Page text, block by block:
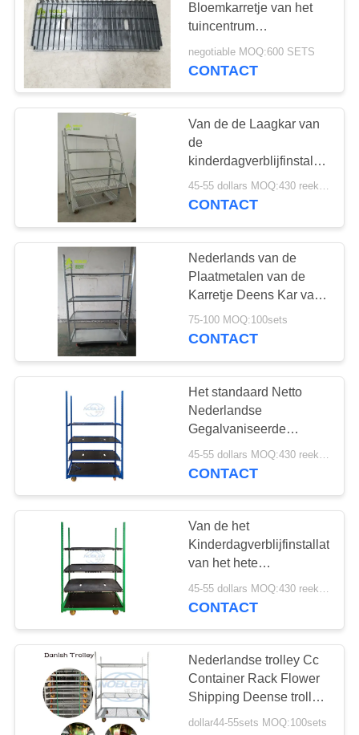
COMPANY
NEWS
SITEMAP
PRIVACYBELEID
Bloemkarretje van het
tuincentrum
Nederlandse
Nederlandse het
190cm
negotiable MOQ:600 SETS
CONTACT
Van de de Laagkar van
de
kinderdagverblijfinstallatie
de Netto Duim van de de
Karretjesvertoning
45-55 dollars MOQ:430 reeksen
CONTACT
Nederlands van de
Plaatmetalen van de
Karretje Deens Kar van
de Bloemkarretjes het
Metaalblad voor
75-100 MOQ:100sets
CONTACT
Het standaard Netto
Nederlandse
Gegalvaniseerde
Waterdichte Materiaal
van de het Karretje Hete
CONTACT
Van de het
Kinderdagverblijfinstallatie
van het hete
Onderdompelings het
Gegalvaniseerde
Karretje
45-55 dollars MOQ:430 reeksen
CONTACT
Nederlandse trolley Cc
Container Rack Flower
Shipping Deense trolley
cart
dollar44-55sets MOQ:100sets